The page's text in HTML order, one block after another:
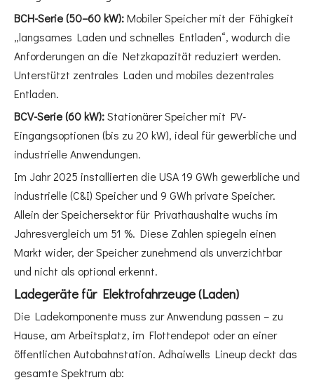
BCH-Serie (50–60 kW):Mobiler Speicher mit der Fähigkeit
„langsames Laden und schnelles Entladen“, wodurch die
Anforderungen an die Netzkapazität reduziert werden.
Unterstützt zentrales Laden und mobiles dezentrales
Entladen.
BCV-Serie (60 kW):Stationärer Speicher mit PV-
Eingangsoptionen (bis zu 20 kW), ideal für gewerbliche und
industrielle Anwendungen.
Im Jahr 2025 installierten die USA 19 GWh gewerbliche und
industrielle (C&I) Speicher und 9 GWh private Speicher.
Allein der Speichersektor für Privathaushalte wuchs im
Jahresvergleich um 51 %. Diese Zahlen spiegeln einen
Markt wider, der Speicher zunehmend als unverzichtbar
und nicht als optional erkennt.
Ladegeräte für Elektrofahrzeuge (Laden)
Die Ladekomponente muss zur Anwendung passen – zu
Hause, am Arbeitsplatz, im Flottendepot oder an einer
öffentlichen Autobahnstation. Adhaiwells Lineup deckt das
gesamte Spektrum ab: